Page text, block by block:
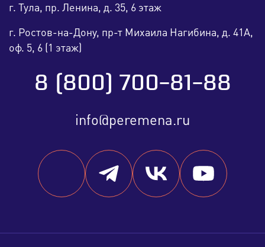
г. Тула, пр. Ленина, д. 35, 6 этаж
г. Ростов-на-Дону, пр-т Михаила Нагибина, д. 41А,
оф. 5, 6 (1 этаж)
8 (800) 700-81-88
info@peremena.ru